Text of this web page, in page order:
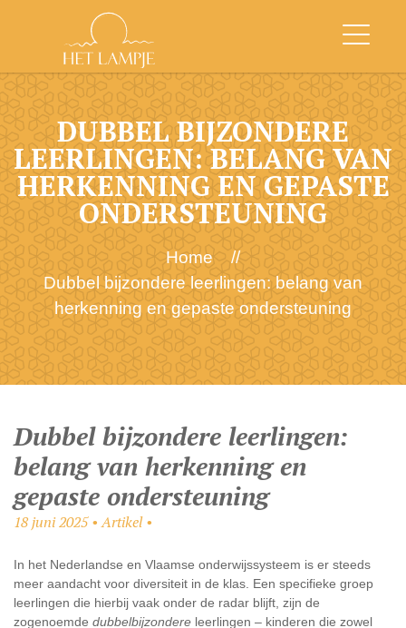
DUBBEL BIJZONDERE
LEERLINGEN: BELANG VAN
HERKENNING EN GEPASTE
ONDERSTEUNING
Home
//
Dubbel bijzondere leerlingen: belang van
herkenning en gepaste ondersteuning
Dubbel bijzondere leerlingen:
belang van herkenning en
gepaste ondersteuning
18 juni 2025 • Artikel •
In het Nederlandse en Vlaamse onderwijssysteem is er steeds
meer aandacht voor diversiteit in de klas. Een specifieke groep
leerlingen die hierbij vaak onder de radar blijft, zijn de
zogenoemde dubbelbijzondere leerlingen – kinderen die zowel